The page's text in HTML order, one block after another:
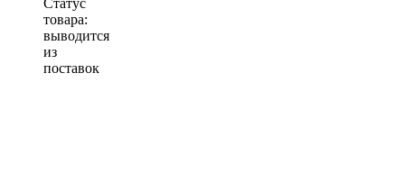
товара:
выводится
из
поставок